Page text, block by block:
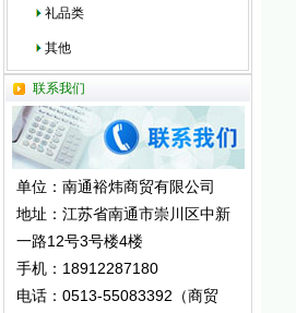
礼品类
其他
联系我们
单位：南通裕炜商贸有限公司
地址：江苏省南通市崇川区中新
一路12号3号楼4楼
手机：18912287180
电话：0513-55083392（商贸